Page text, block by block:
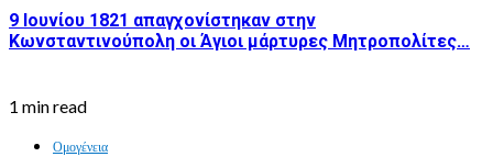
9 Ιουνίου 1821 απαγχονίστηκαν στην
Κωνσταντινούπολη οι Άγιοι μάρτυρες Μητροπολίτες…
1 min read
Ομογένεια